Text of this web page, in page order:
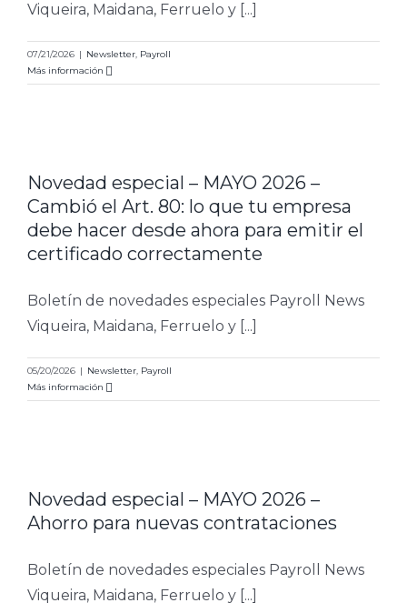
Viqueira, Maidana, Ferruelo y [...]
07/21/2026 | Newsletter, Payroll
Más información
Novedad especial – MAYO 2026 –
Cambió el Art. 80: lo que tu empresa
debe hacer desde ahora para emitir el
certificado correctamente
Boletín de novedades especiales Payroll News
Viqueira, Maidana, Ferruelo y [...]
05/20/2026 | Newsletter, Payroll
Más información
Novedad especial – MAYO 2026 –
Ahorro para nuevas contrataciones
Boletín de novedades especiales Payroll News
Viqueira, Maidana, Ferruelo y [...]